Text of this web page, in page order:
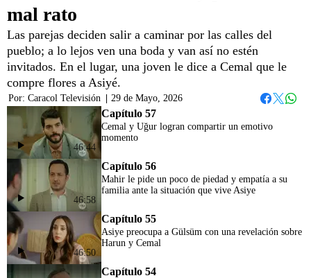
mal rato
Las parejas deciden salir a caminar por las calles del
pueblo; a lo lejos ven una boda y van así no estén
invitados. En el lugar, una joven le dice a Cemal que le
compre flores a Asiyé.
Por: Caracol Televisión
29 de Mayo, 2026
46:44
Capítulo 57
Cemal y Uğur logran compartir un emotivo
momento
46:58
Capítulo 56
Mahir le pide un poco de piedad y empatía a su
familia ante la situación que vive Asiye
46:50
Capítulo 55
Asiye preocupa a Gülsüm con una revelación sobre
Harun y Cemal
Capítulo 54